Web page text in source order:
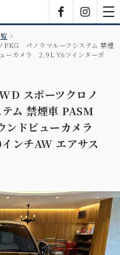
PKG パノラマルーフシステム 禁煙
ーカメラ 2.9L V6ツインターボ
スポーツクロノ
ム 禁煙車 PASM
ンドビューカメラ
ンチAW エアサス